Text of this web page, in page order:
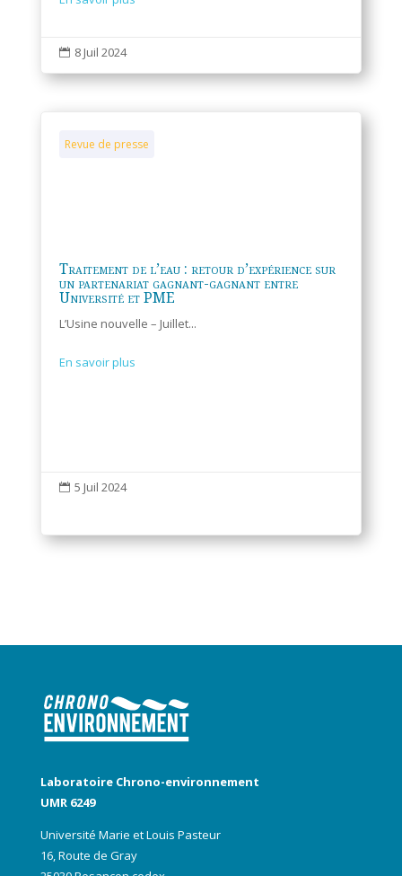
 8 Juil 2024
Revue de presse
Traitement de l’eau : retour d’expérience sur
un partenariat gagnant-gagnant entre
Université et PME
L’Usine nouvelle – Juillet...
En savoir plus
 5 Juil 2024
Laboratoire Chrono-environnement
UMR 6249
Université Marie et Louis Pasteur
16, Route de Gray